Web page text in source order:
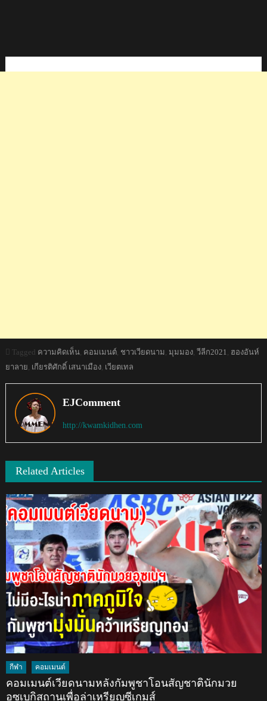
Tagged ความคิดเห็น, คอมเมนต์, ชาวเวียดนาม มุมมอง, วีลีก2021
ฮองอันห์
ยาลาย เกียรติศักดิ์ เสนาเมือง, เวียตเทล
EJComment
http://kwamkidhen.com
Related Articles
กีฬา คอมเมนต์
คอมเมนต์เวียดนามหลังกัมพูชาโอนสัญชาตินักมวย
อุซเบกิสถานเพื่อล่าเหรียญซีเกมส์